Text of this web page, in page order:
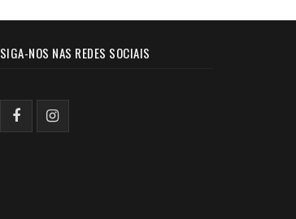
SIGA-NOS NAS REDES SOCIAIS